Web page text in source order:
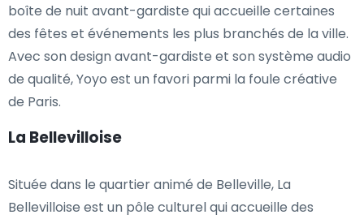
boîte de nuit avant-gardiste qui accueille certaines
des fêtes et événements les plus branchés de la ville.
Avec son design avant-gardiste et son système audio
de qualité, Yoyo est un favori parmi la foule créative
de Paris.
La Bellevilloise
Située dans le quartier animé de Belleville, La
Bellevilloise est un pôle culturel qui accueille des